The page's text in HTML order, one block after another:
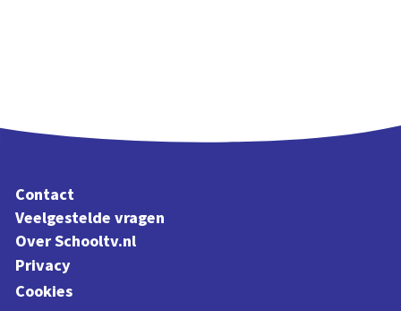
Contact
Veelgestelde vragen
Over Schooltv.nl
Privacy
Cookies